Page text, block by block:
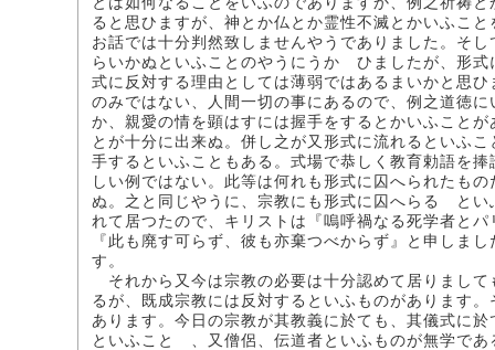
ると思ひますが、神とか仏とか霊性不滅とかいふこ
お話では十分判然致しませんやうでありました。そ
らいかぬといふことのやうにうかゞひましたが、形
式に反対する理由としては薄弱ではあるまいかと思
のみではない、人間一切の事にあるので、例之道徳
か、親愛の情を顕はすには握手をするとかいふこと
とが十分に出来ぬ。併し之が又形式に流れるといふ
手するといふこともある。式場で恭しく教育勅語を
しい例ではない。此等は何れも形式に囚へられたも
ぬ。之と同じやうに、宗教にも形式に囚へらるゝと
れて居つたので、キリストは『嗚呼禍なる死学者と
『此も廃す可らず、彼も亦棄つべからず』と申しま
す。
それから又今は宗教の必要は十分認めて居りまし
るが、既成宗教には反対するといふものがあります
あります。今日の宗教が其教義に於ても、其儀式に
といふことゝ、又僧侶、伝道者といふものが無学で